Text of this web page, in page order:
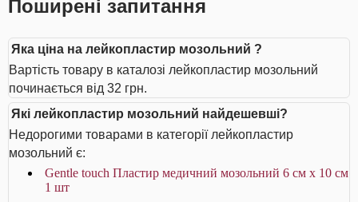
Поширені запитання
Яка ціна на лейкопластир мозольний ?
Вартість товару в каталозі лейкопластир мозольний
починається від 32 грн.
Які лейкопластир мозольний найдешевші?
Недорогими товарами в категорії лейкопластир
мозольний є:
Gentle touch Пластир медичний мозольний 6 см х 10 см
1 шт